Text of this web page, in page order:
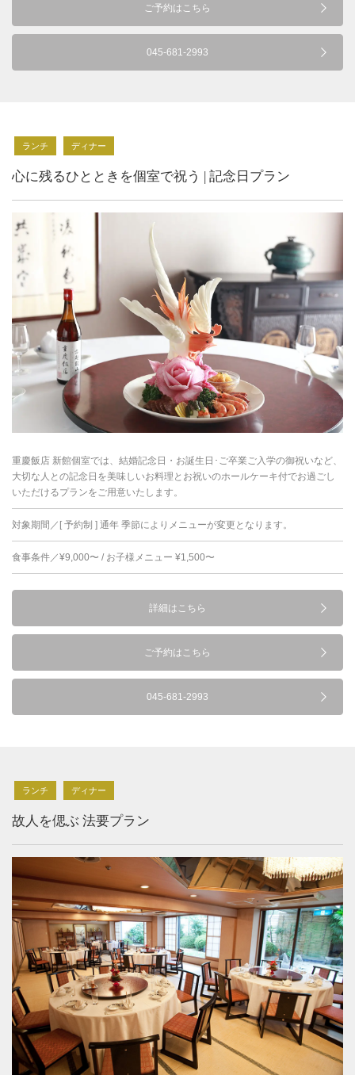
ご予約はこちら
045-681-2993
ランチ ディナー
心に残るひとときを個室で祝う | 記念日プラン
重慶飯店 新館個室では、結婚記念日・お誕生日･ご卒業ご入学の御祝いなど、
大切な人との記念日を美味しいお料理とお祝いのホールケーキ付でお過ごし
いただけるプランをご用意いたします。
対象期間／[ 予約制 ] 通年 季節によりメニューが変更となります。
食事条件／¥9,000〜 / お子様メニュー ¥1,500〜
詳細はこちら
ご予約はこちら
045-681-2993
ランチ ディナー
故人を偲ぶ 法要プラン